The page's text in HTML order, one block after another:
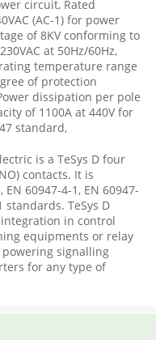
circuit, Rated
(AC-1) for power
of 8KV conforming to
at 50Hz/60Hz,
temperature range
of protection
dissipation per pole
of 1100A at 440V for
standard,
is a TeSys D four
contacts. It is
EN 60947-4-1, EN 60947-
standards. TeSys D
in control
equipments or relay
signalling
for any type of